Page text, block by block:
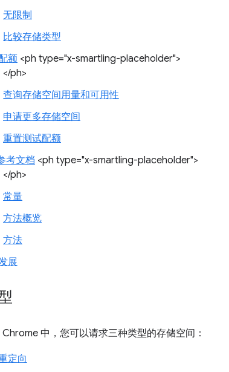
无限制
比较存储类型
额 <ph type="x-smartling-placeholder">
</ph>
查询存储空间用量和可用性
申请更多存储空间
重置测试配额
考文档 <ph type="x-smartling-placeholder">
</ph>
常量
方法概览
方法
展
中，您可以请求三种类型的存储空间：
定向